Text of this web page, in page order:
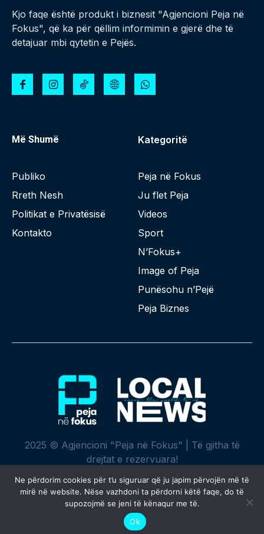
Kjo faqe është produkt i biznesit "Agjencioni Peja në
Fokus", që ka për qëllim informimin e gjerë dhe të
detajuar mbi qytetin e Pejës.
Më Shumë
Publiko
Rreth Nesh
Politikat e Privatësisë
Kontakto
Kategoritë
Peja në Fokus
Ju flet Peja
Videos
Sport
N’Fokus+
Image of Peja
Punësohu n’Pejë
Peja Biznes
2025 © Agjencioni "Peja në Fokus" | Të gjitha të
drejtat e rezervuara!
Krijuar me ♥ nga
Ne përdorim cookies për t’u siguruar që ju japim përvojën më të
mirë në website. Nëse vazhdoni ta përdorni këtë faqe, do të
supozojmë se jeni të kënaqur me të.
Ok